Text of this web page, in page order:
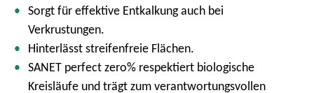
Sorgt für effektive Entkalkung auch bei
Verkrustungen.
Hinterlässt streifenfreie Flächen.
SANET perfect zero% respektiert biologische
Kreisläufe und trägt zum verantwortungsvollen